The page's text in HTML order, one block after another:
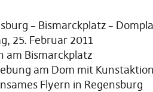
– Bismarckplatz –
25. Februar 2011
am Bismarckplatz
am Dom mit
Flyern in Regensburg